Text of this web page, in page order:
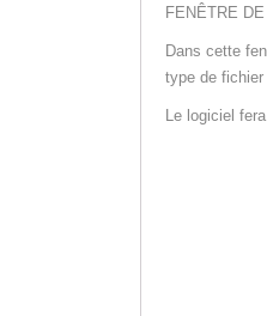
FENÊTRE
Dans cette
type de
Le logiciel